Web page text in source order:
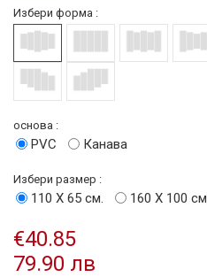
Избери форма :
основа :
PVC Канава
Избери размер :
110 Х 65 см. 160 Х 100 см.
€40.85
79.90 лв